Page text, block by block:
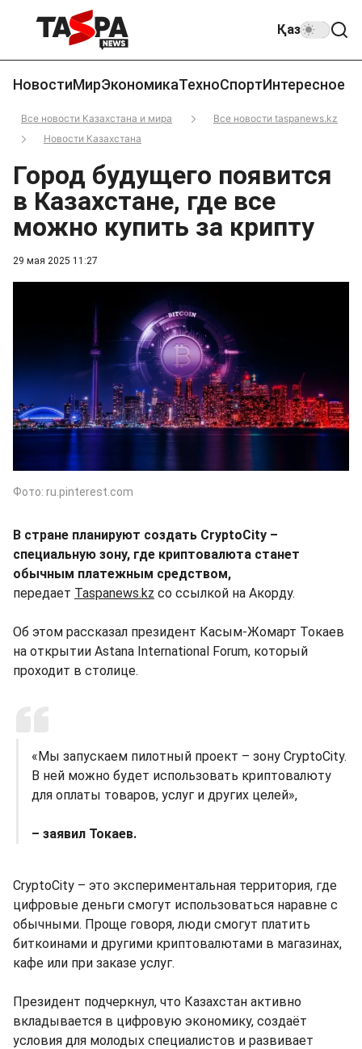
Қаз
НовостиМирЭкономикаТехноСпортИнтересное
Все новости Казахстана и мира
Все новости taspanews.kz
Новости Казахстана
29 мая 2025 11:27
Город будущего появится
в Казахстане, где все
можно купить за крипту
Фото: ru.pinterest.com
В стране планируют создать CryptoCity –
специальную зону, где криптовалюта станет
обычным платежным средством,
передает Taspanews.kz со ссылкой на Акорду.
Об этом рассказал президент Касым-Жомарт Токаев
на открытии Astana International Forum, который
проходит в столице.
«Мы запускаем пилотный проект – зону CryptoCity.
В ней можно будет использовать криптовалюту
для оплаты товаров, услуг и других целей»,
– заявил Токаев.
CryptoCity – это экспериментальная территория, где
цифровые деньги смогут использоваться наравне с
обычными. Проще говоря, люди смогут платить
биткоинами и другими криптовалютами в магазинах,
кафе или при заказе услуг.
Президент подчеркнул, что Казахстан активно
вкладывается в цифровую экономику, создаёт
условия для молодых специалистов и развивает